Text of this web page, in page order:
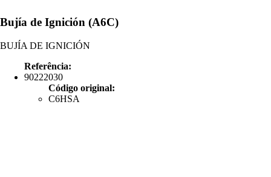
Bujía de Ignición (A6C)
BUJÍA DE IGNICIÓN
Referência:
90222030
Código original:
C6HSA